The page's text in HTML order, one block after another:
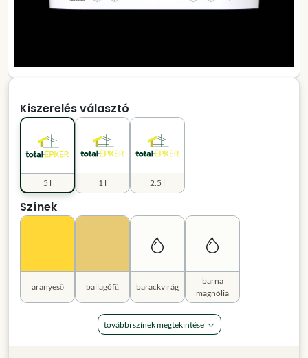
Kiszerelés választó
1 l 2.5 l
5 l
Színek
aranyeső ballagófű barackvirág
barna
magnólia
további színek megtekintése